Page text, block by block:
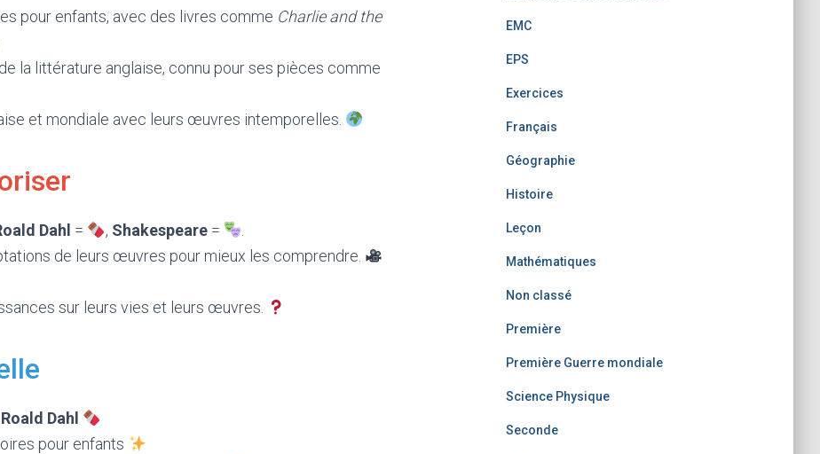
pour enfants, avec des livres comme Charlie and the
la littérature anglaise, connu pour ses pièces comme
et mondiale avec leurs œuvres intemporelles.
Dahl = , Shakespeare=
de leurs œuvres pour mieux les comprendre.
sur leurs vies et leurs œuvres.
Roald Dahl
pour enfants
EMC
EPS
Exercices
Français
Géographie
Histoire
Leçon
Mathématiques
Non classé
Première
Première Guerre mondiale
Science Physique
Seconde